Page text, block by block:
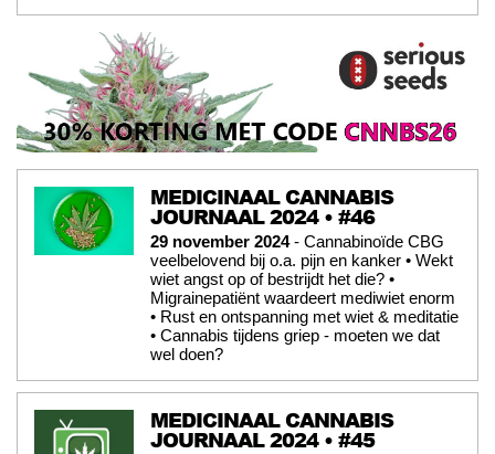
MEDICINAAL CANNABIS
JOURNAAL 2024 • #46
29 november 2024- Cannabinoïde CBG
veelbelovend bij o.a. pijn en kanker • Wekt
wiet angst op of bestrijdt het die? •
Migrainepatiënt waardeert mediwiet enorm
• Rust en ontspanning met wiet & meditatie
• Cannabis tijdens griep - moeten we dat
wel doen?
MEDICINAAL CANNABIS
JOURNAAL 2024 • #45